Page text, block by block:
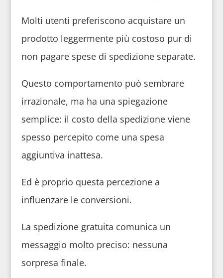
Molti utenti preferiscono acquistare un
prodotto leggermente più costoso pur di
non pagare spese di spedizione separate.
Questo comportamento può sembrare
irrazionale, ma ha una spiegazione
semplice: il costo della spedizione viene
spesso percepito come una spesa
aggiuntiva inattesa.
Ed è proprio questa percezione a
influenzare le conversioni.
La spedizione gratuita comunica un
messaggio molto preciso: nessuna
sorpresa finale.